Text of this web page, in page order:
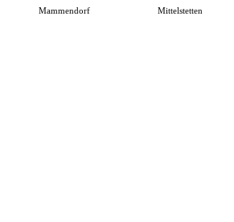
Mammendorf Mittelstetten